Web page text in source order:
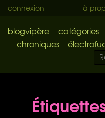
connexion à
blogvipère catégories
chroniques